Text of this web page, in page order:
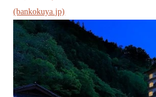
(bankokuya.jp)